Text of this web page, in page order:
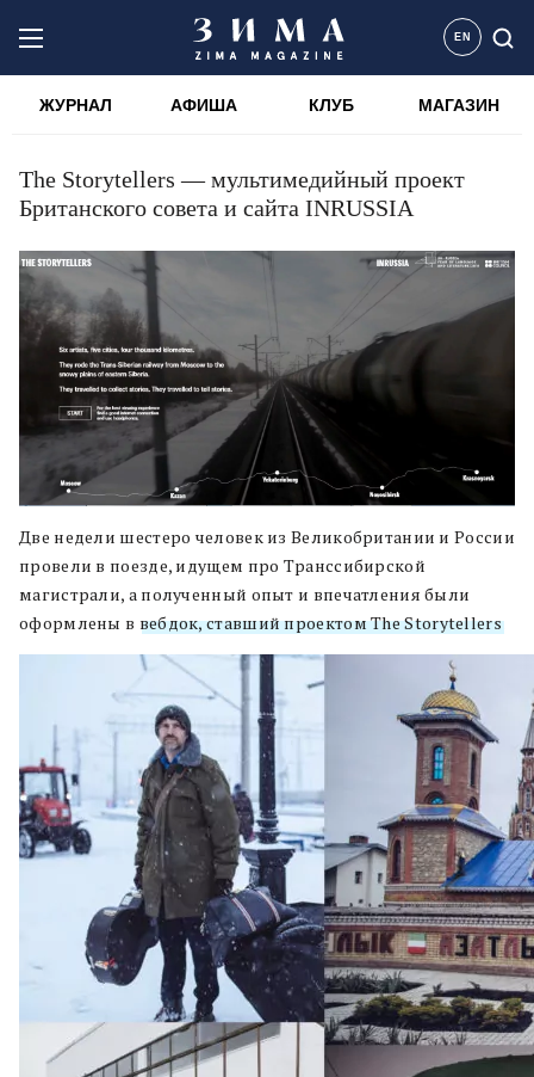
EN
ЖУРНАЛ АФИША КЛУБ МАГАЗИН
The Storytellers — мультимедийный проект
Британского совета и сайта INRUSSIA
Две недели шестеро человек из Великобритании и России
провели в поезде, идущем про Транссибирской
магистрали, а полученный опыт и впечатления были
оформлены в вебдок, ставший проектом The Storytellers.